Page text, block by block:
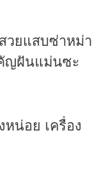
วยแสบซ่าหม่า
ญฝันแม่นซะ
น่อย เครื่อง